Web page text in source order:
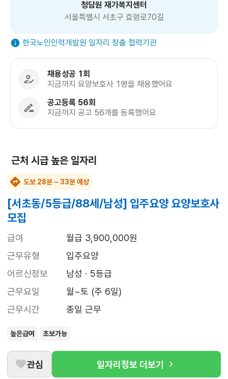
청담원 재가복지센터
서울특별시 서초구 효령로70길
한국노인인력개발원 일자리 창출 협력기관
채용성공 1회
지금까지 요양보호사 1명을 채용했어요
공고등록 56회
지금까지 공고 56개를 등록했어요
근처 시급 높은 일자리
도보 28분 ~ 33분 예상
[서초동/5등급/88세/남성] 입주요양 요양보호사
모집
급여
월급 3,900,000원
근무유형
입주요양
어르신정보
남성 · 5등급
근무요일
월~토 (주 6일)
근무시간
종일 근무
높은급여 초보가능
관심 일자리정보 더보기